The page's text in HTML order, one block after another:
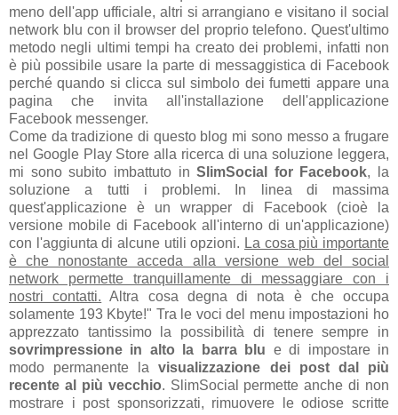
meno dell'app ufficiale, altri si arrangiano e visitano il social
network blu con il browser del proprio telefono. Quest'ultimo
metodo negli ultimi tempi ha creato dei problemi, infatti non
è più possibile usare la parte di messaggistica di Facebook
perché quando si clicca sul simbolo dei fumetti appare una
pagina che invita all'installazione dell'applicazione
Facebook messenger.
Come da tradizione di questo blog mi sono messo a frugare
nel Google Play Store alla ricerca di una soluzione leggera,
mi sono subito imbattuto inSlimSocial for Facebook, la
soluzione a tutti i problemi. In linea di massima
quest'applicazione è un wrapper di Facebook (cioè la
versione mobile di Facebook all'interno di un'applicazione)
con l'aggiunta di alcune utili opzioni. La cosa più importante
è che nonostante acceda alla versione web del social
network permette tranquillamente di messaggiare con i
nostri contatti. Altra cosa degna di nota è che occupa
solamente 193 Kbyte!" Tra le voci del menu impostazioni ho
apprezzato tantissimo la possibilità di tenere sempre in
sovrimpressione in alto la barra blu e di impostare in
modo permanente lavisualizzazione dei post dal più
recente al più vecchio. SlimSocial permette anche di non
mostrare i post sponsorizzati, rimuovere le odiose scritte